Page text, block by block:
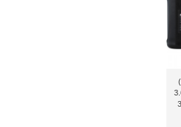
راديوشاك (2302347)
كادميوم 3.6
350